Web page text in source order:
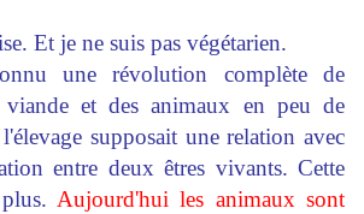
Et je ne suis pas végétarien.
une révolution complète de
et des animaux en peu de
supposait une relation avec
entre deux êtres vivants. Cette
Aujourd'hui les animaux sont